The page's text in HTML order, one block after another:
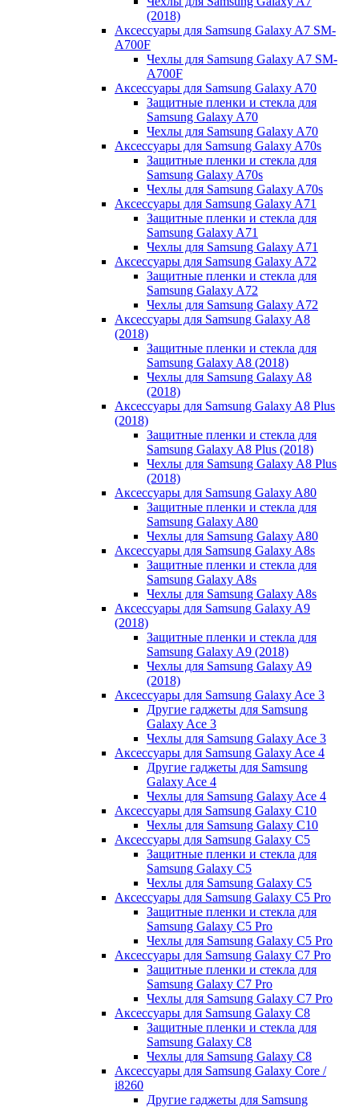
(2018)
Аксессуары для Samsung Galaxy A7 SM-
A700F
Чехлы для Samsung Galaxy A7 SM-
A700F
Аксессуары для Samsung Galaxy A70
Защитные пленки и стекла для
Samsung Galaxy A70
Чехлы для Samsung Galaxy A70
Аксессуары для Samsung Galaxy A70s
Защитные пленки и стекла для
Samsung Galaxy A70s
Чехлы для Samsung Galaxy A70s
Аксессуары для Samsung Galaxy A71
Защитные пленки и стекла для
Samsung Galaxy A71
Чехлы для Samsung Galaxy A71
Аксессуары для Samsung Galaxy A72
Защитные пленки и стекла для
Samsung Galaxy A72
Чехлы для Samsung Galaxy A72
Аксессуары для Samsung Galaxy A8
(2018)
Защитные пленки и стекла для
Samsung Galaxy A8 (2018)
Чехлы для Samsung Galaxy A8
(2018)
Аксессуары для Samsung Galaxy A8 Plus
(2018)
Защитные пленки и стекла для
Samsung Galaxy A8 Plus (2018)
Чехлы для Samsung Galaxy A8 Plus
(2018)
Аксессуары для Samsung Galaxy A80
Защитные пленки и стекла для
Samsung Galaxy A80
Чехлы для Samsung Galaxy A80
Аксессуары для Samsung Galaxy A8s
Защитные пленки и стекла для
Samsung Galaxy A8s
Чехлы для Samsung Galaxy A8s
Аксессуары для Samsung Galaxy A9
(2018)
Защитные пленки и стекла для
Samsung Galaxy A9 (2018)
Чехлы для Samsung Galaxy A9
(2018)
Аксессуары для Samsung Galaxy Ace 3
Другие гаджеты для Samsung
Galaxy Ace 3
Чехлы для Samsung Galaxy Ace 3
Аксессуары для Samsung Galaxy Ace 4
Другие гаджеты для Samsung
Galaxy Ace 4
Чехлы для Samsung Galaxy Ace 4
Аксессуары для Samsung Galaxy C10
Чехлы для Samsung Galaxy C10
Аксессуары для Samsung Galaxy C5
Защитные пленки и стекла для
Samsung Galaxy C5
Чехлы для Samsung Galaxy C5
Аксессуары для Samsung Galaxy C5 Pro
Защитные пленки и стекла для
Samsung Galaxy C5 Pro
Чехлы для Samsung Galaxy C5 Pro
Аксессуары для Samsung Galaxy C7 Pro
Защитные пленки и стекла для
Samsung Galaxy C7 Pro
Чехлы для Samsung Galaxy C7 Pro
Аксессуары для Samsung Galaxy C8
Защитные пленки и стекла для
Samsung Galaxy C8
Чехлы для Samsung Galaxy C8
Аксессуары для Samsung Galaxy Core /
i8260
Другие гаджеты для Samsung